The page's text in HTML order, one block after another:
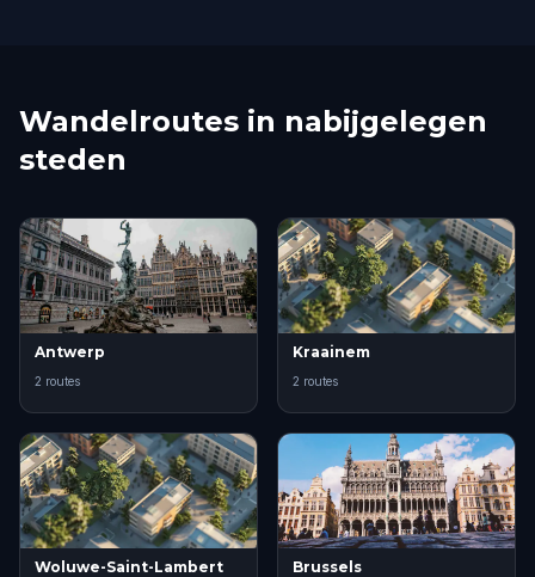
Wandelroutes in nabijgelegen
steden
Antwerp
2 routes
Kraainem
2 routes
Woluwe-Saint-Lambert Brussels